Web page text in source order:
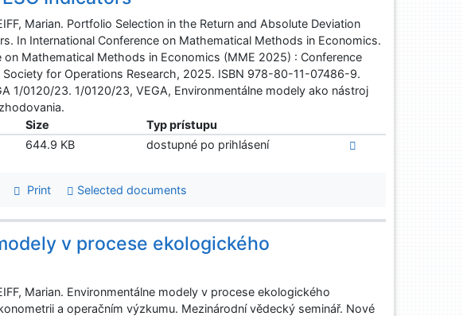
Marian. Portfolio Selection in the Return and Absolute Deviation
In International Conference on Mathematical Methods in Economics.
on Mathematical Methods in Economics (MME 2025) : Conference
for Operations Research, 2025. ISBN 978-80-11-07486-9.
1/0120/23. 1/0120/23, VEGA, Environmentálne modely ako nástroj
Size
Typ prístupu
644.9 KB dostupné po prihlásení
Print Selected documents
v procese ekologického
Marian. Environmentálne modely v procese ekologického
a operačním výzkumu. Mezinárodní vědecký seminář. Nové